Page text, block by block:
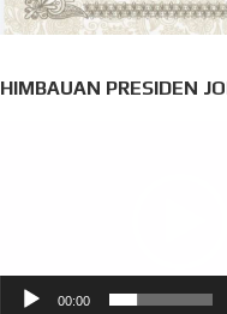
HIMBAUAN PRESIDEN
00:00